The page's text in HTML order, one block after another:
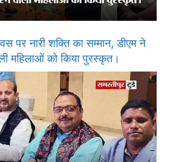
पर नारी शक्ति का सम्मान, डीएम ने
महिलाओं को किया पुरस्कृत।